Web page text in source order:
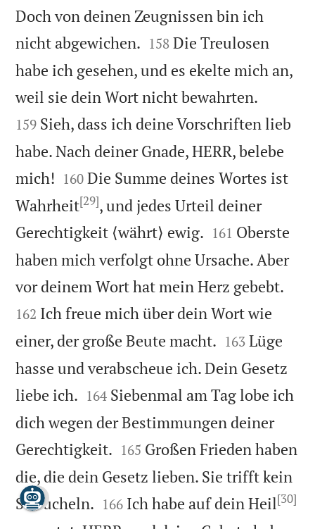
Doch von deinen Zeugnissen bin ich
nicht abgewichen. 

158 Die Treulosen
habe ich gesehen, und es ekelte mich an,
weil sie dein Wort nicht bewahrten.
159 Sieh, dass ich deine Vorschriften lieb
habe. Nach deiner Gnade, HERR, belebe
mich! 

160 Die Summe deines Wortes ist
Wahrheit[29], und jedes Urteil deiner
Gerechtigkeit ⟨währt⟩ ewig. 

161 Oberste
haben mich verfolgt ohne Ursache. Aber
vor deinem Wort hat mein Herz gebebt.
162 Ich freue mich über dein Wort wie
einer, der große Beute macht. 

163 Lüge
hasse und verabscheue ich. Dein Gesetz
liebe ich. 

164 Siebenmal am Tag lobe ich
dich wegen der Bestimmungen deiner
Gerechtigkeit. 

165 Großen Frieden haben
die, die dein Gesetz lieben. Sie trifft kein
Straucheln. 

166 Ich habe auf dein Heil[30]